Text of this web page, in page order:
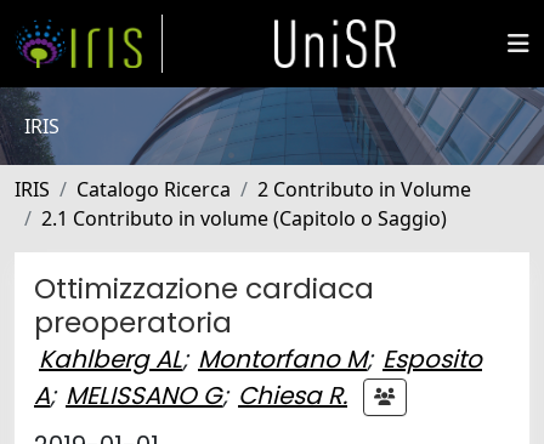
IRIS
IRIS Catalogo Ricerca
2 Contributo in Volume
2.1 Contributo in volume (Capitolo o Saggio)
Ottimizzazione cardiaca
preoperatoria
Kahlberg AL; Montorfano M; Esposito
A; MELISSANO G; Chiesa R.